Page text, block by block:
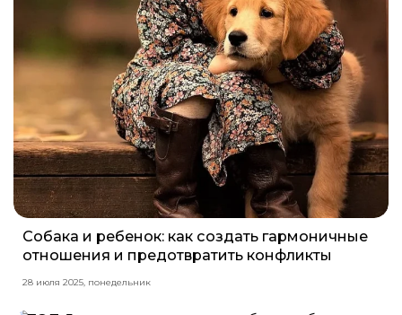
Собака и ребенок: как создать гармоничные
отношения и предотвратить конфликты
28 июля 2025, понедельник